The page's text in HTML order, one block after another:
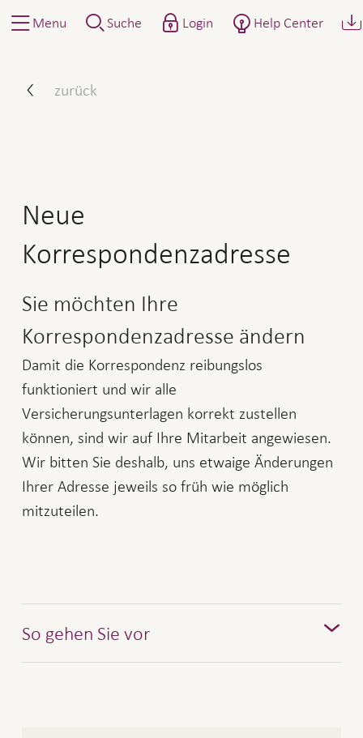
Menu Suche Login Help Center
zurück
Neue
Korrespondenzadresse
Sie möchten Ihre
Korrespondenzadresse ändern
Damit die Korrespondenz reibungslos
funktioniert und wir alle
Versicherungsunterlagen korrekt zustellen
können, sind wir auf Ihre Mitarbeit angewiesen.
Wir bitten Sie deshalb, uns etwaige Änderungen
Ihrer Adresse jeweils so früh wie möglich
mitzuteilen.
So gehen Sie vor